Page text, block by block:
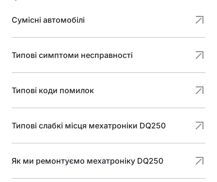
Сумісні автомобілі
Типові симптоми несправності
Типові коди помилок
Типові слабкі місця мехатроніки DQ250
Як ми ремонтуємо мехатроніку DQ250